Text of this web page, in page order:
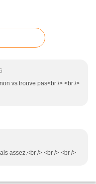
vs trouve pas<br /> <br />
assez.<br /> <br /> <br />